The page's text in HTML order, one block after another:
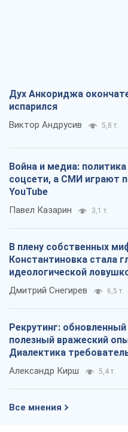
Дух Анкориджа
испарился
Виктор Андрусив 5,8 т.
Война и медиа:
соцсети, а СМИ играют
YouTube
Павел Казарин 3,1 т.
В плену собственных
Константиновка стала
идеологической
российских оккупантов
Дмитрий Снегирев 6,5 т.
Рекрутинг:
полезный вражеский
Диалектика
Александр Кирш 5,4 т.
Все мнения